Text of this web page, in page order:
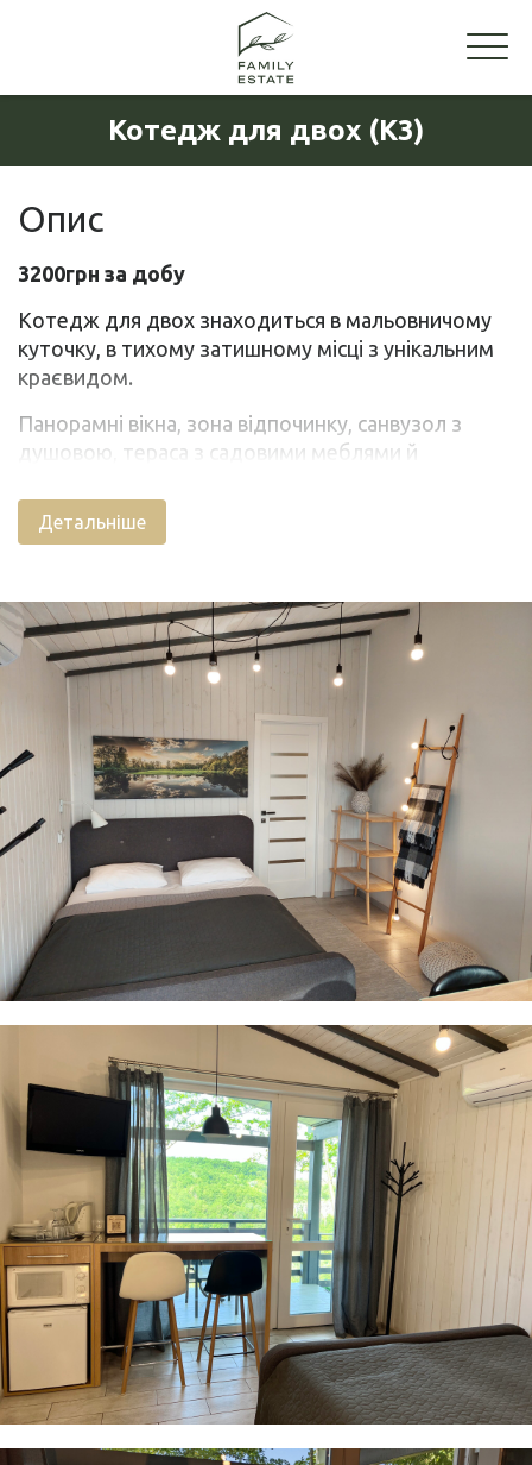
Котедж для двох (К3)
Опис
3200грн за добу
Котедж для двох знаходиться в мальовничому
куточку, в тихому затишному місці з унікальним
краєвидом.
Панорамні вікна, зона відпочинку, санвузол з
душовою, тераса з садовими меблями й
Будиночок розрахований на 2 гостей:
матрацом.
· WiFi
· Smart TV
· Система опалення «тепла підлога»
· Бойлер
· Холодильник
· Мікрохвильова піч
· Електрочайник
· Весь необхідний посуд
· Праска
· Постільна білизна та рушники
Влітку на території маєтку працює відкритий
басейн, додатково можна замовити теплу ванну
із краєвидом на каньйон (одразу поруч із
котеджем). На закритій території надаємо місце
для паркування. Вдале розташування дає змогу
нашим гостям максимально насолодитися
перевагами усамітненого відпочинку у лоні
природи.
До історичної частини міста всього 10 хвилин на
Детальніше